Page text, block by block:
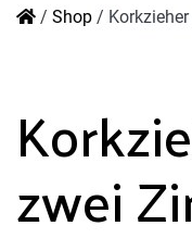
/ Shop /
zwei